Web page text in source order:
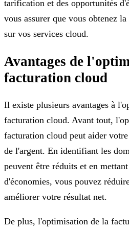
tarification et des opportunités
vous assurer que vous obtenez
sur vos services cloud.
Avantages de
facturation cloud
Il existe plusieurs avantages à
facturation cloud. Avant tout,
facturation cloud peut aider
de l'argent. En identifiant les
peuvent être réduits et en
d'économies, vous pouvez
améliorer votre résultat net.
De plus, l'optimisation de la